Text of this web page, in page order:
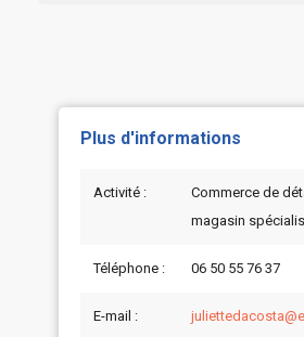
Plus d'informations
Activité :
Commerce de
magasin
Téléphone : 06 50 55 76 37
E-mail :